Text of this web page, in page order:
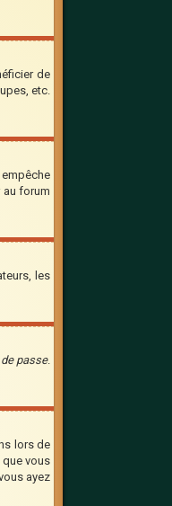
de
etc.
au forum
les
passe.
lors de
que vous
ayez